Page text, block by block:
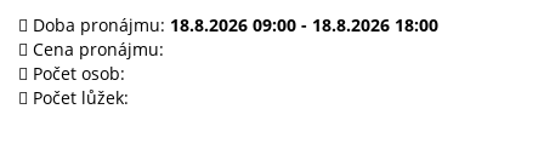
Doba pronájmu: 18.8.2026 09:00 - 18.8.2026 18:00
Cena pronájmu:
Počet osob:
Počet lůžek: